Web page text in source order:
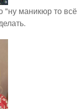
"ну маникюр то всё